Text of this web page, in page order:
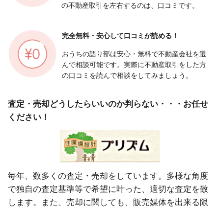
の不動産取引を左右するのは、口コミです。
完全無料・安心して口コミが読める！
おうちの語り部は安心・無料で不動産会社を選
んで相談可能です。実際に不動産取引をした方
の口コミを読んで相談をしてみましょう。
査定・売却どうしたらいいのか判らない・・・お任せ
ください！
毎年、数多くの査定・売却をしています。多様な角度
で独自の査定基準等で希望に叶った、適切な査定を致
します。また、売却に関しても、販売媒体を出来る限